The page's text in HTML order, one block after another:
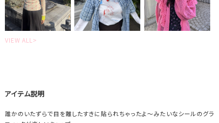
VIEW ALL>
アイテム説明
誰かのいたずらで目を離したすきに貼られちゃったよ～みたいなシールのグラ